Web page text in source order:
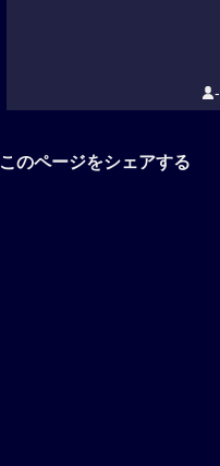
-
このページをシェアする